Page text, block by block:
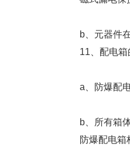
b、元器件
11、配电
a、防爆配
b、所有箱
防爆配电箱